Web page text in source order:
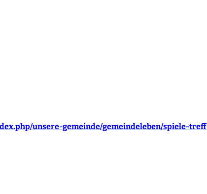
unsere-gemeinde/gemeindeleben/spiele-treff